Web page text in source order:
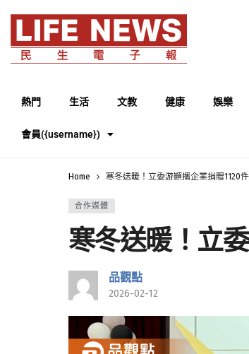
熱門 生活 文教 健康 娛樂
會員({username})
Home 寒冬送暖！立委游顥攜企業捐贈1120
合作媒體
寒冬送暖！立
品觀點
2026-02-12